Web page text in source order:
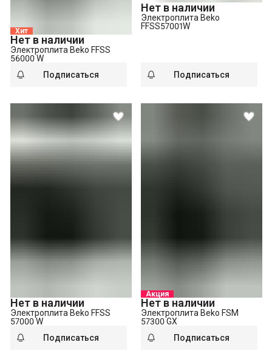
Хит
Нет в наличии
Электроплита Beko FFSS
56000 W
Подписаться
Нет в наличии
Электроплита Beko
FFSS57001W
Подписаться
Нет в наличии
Электроплита Beko FFSS
57000 W
Подписаться
Акция
Нет в наличии
Электроплита Beko FSM
57300 GX
Подписаться